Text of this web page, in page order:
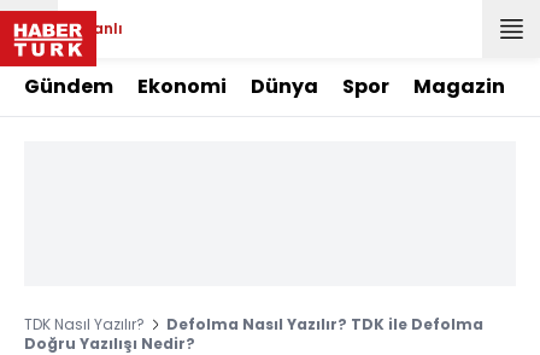
Canlı
Gündem Ekonomi Dünya Spor Magazin
TDK Nasıl Yazılır?
Defolma Nasıl Yazılır? TDK ile Defolma
Doğru Yazılışı Nedir?